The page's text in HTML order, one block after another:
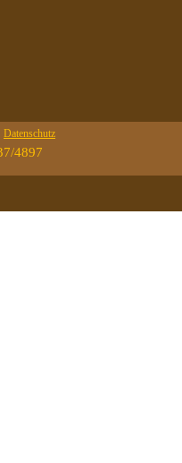
Datenschutz
4897